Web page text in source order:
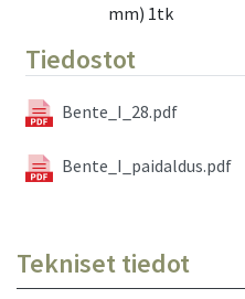
mm) 1tk
Tiedostot
Bente_I_28.pdf
Bente_I_paidaldus.pdf
Tekniset tiedot